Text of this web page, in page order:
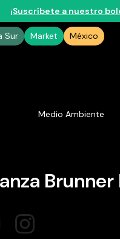
¡Suscríbete a nuestro
Sur Market México
Medio Ambiente
Brunner
www.natphoto.cl
https://